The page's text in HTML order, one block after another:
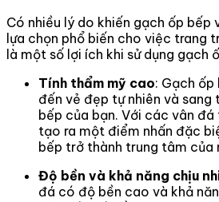
Có nhiều lý do khiến gạch ốp
lựa chọn phổ biến cho việc trang
là một số lợi ích khi sử dụng gạch
Tính thẩm mỹ cao: Gạch ốp
đến vẻ đẹp tự nhiên và sang
bếp của bạn. Với các vân
tạo ra một điểm nhấn đặc
bếp trở thành trung tâm của
Độ bền và khả năng chịu
đá có độ bền cao và khả